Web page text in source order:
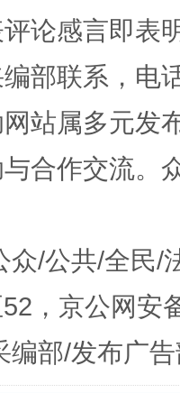
实 一纸欠
题” 法
论感言即表
部联系，电
站属多元发
合作交流。
众/公共/全民/
，京公网安
编部/发布广